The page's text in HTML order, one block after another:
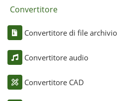
Convertitore
Convertitore di file archivio
Convertitore audio
Convertitore CAD